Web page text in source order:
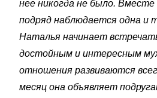
нее никогда не было.
подряд наблюдается одна и
Наталья начинает
достойным и интересным
отношения развиваются
месяц она объявляет